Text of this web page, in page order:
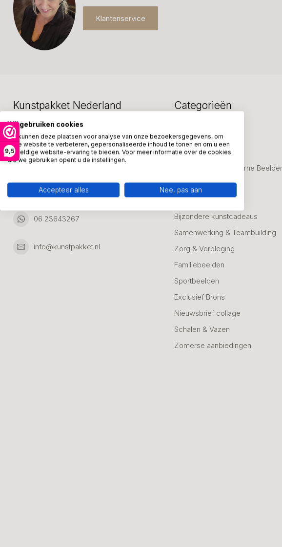
9,5
Klantenservice
Kunstpakket Nederland
Adresgegevens:
Ambachtsweg 46
3542DH Utrecht
Nederland
06 23643267
06 23643267
info@kunstpakket.nl
Categorieën
Bedanken
Jubileum & Afscheid
Alle Bronzen & Moderne
Geslaagd
Huwelijk
Bijzondere kunstcadeaus
Samenwerking & Teambuilding
Zorg & Verpleging
Familiebeelden
Sportbeelden
Exclusief Brons
Nieuwsbrief collage
Schalen & Vazen
Zomerse aanbiedingen
Wij gebruiken cookies
We kunnen deze plaatsen voor analyse van onze bezoekersgegevens, om
onze website te verbeteren, gepersonaliseerde inhoud te tonen en om u een
geweldige website-ervaring te bieden. Voor meer informatie over de cookies
die we gebruiken opent u de instellingen.
Accepteer alles Nee, pas aan